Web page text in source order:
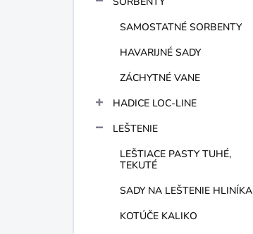
SAMOSTATNÉ SORBENTY
HAVARIJNÉ SADY
ZÁCHYTNÉ VANE
HADICE LOC-LINE
LEŠTENIE
LEŠTIACE PASTY TUHÉ,
TEKUTÉ
SADY NA LEŠTENIE HLINÍKA
KOTÚČE KALIKO